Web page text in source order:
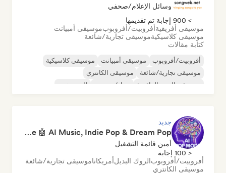
وسائل الإعلام/صحفي
> 900 إجابة تم تقديمها
موسيقى أفريقيةأفروبيت/أفروبوبموسيقى أمبيانت
موسيقى كلاسيكيةموسيقى تجارية/شائعة
كتابة مقالات
أفروبيت/أفروبوب موسيقى أمبيانت
موسيقى كلاسيكية
موسيقى تجارية/شائعة
موسيقى الكانتري
موسيقى البوب الراقصة
دريل/جيرسي الهيب هوب
جديد
Pop Machine Mode 🤖 AI Music, Indie Pop & Dream Pop
أمين قائمة التشغيل
< 100 إجابة
أفروبيت/أفروبوبالروك البديلأمريكاناموسيقى تجارية/شائعة
موسيقى الكانتري